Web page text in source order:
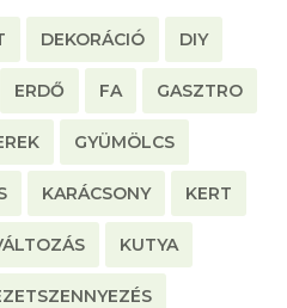
DEKORÁCIÓ DIY
ERDŐ FA GASZTRO
GYÜMÖLCS
KARÁCSONY KERT
KUTYA